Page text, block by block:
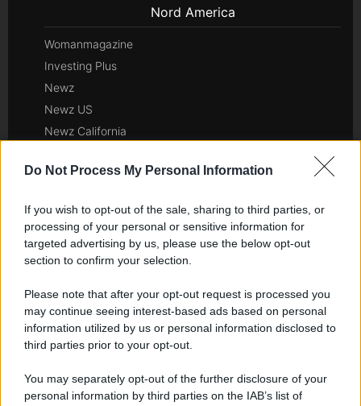
Do Not Process My Personal Information
If you wish to opt-out of the sale, sharing to third parties, or
processing of your personal or sensitive information for
targeted advertising by us, please use the below opt-out
section to confirm your selection.
Please note that after your opt-out request is processed you
may continue seeing interest-based ads based on personal
information utilized by us or personal information disclosed to
third parties prior to your opt-out.
You may separately opt-out of the further disclosure of your
personal information by third parties on the IAB’s list of
Nord America
Womanmagazine
Investing Plus
Newz
Newz US
Newz California
Newz Florida
Newz Pennsylvania
Newz Illinois
Newz Ohio
Hig Tech Mag
Scoop Mag
Lgbtqia News
Day Travel 365